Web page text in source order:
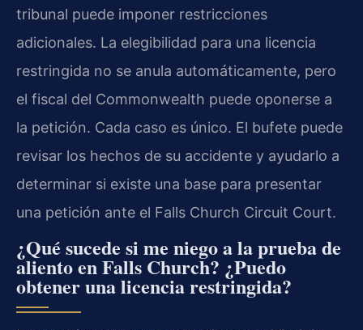
tribunal puede imponer restricciones
adicionales. La elegibilidad para una licencia
restringida no se anula automáticamente, pero
el fiscal del Commonwealth puede oponerse a
la petición. Cada caso es único. El bufete puede
revisar los hechos de su accidente y ayudarlo a
determinar si existe una base para presentar
una petición ante el Falls Church Circuit Court.
¿Qué sucede si me niego a la prueba de
aliento en Falls Church? ¿Puedo
obtener una licencia restringida?